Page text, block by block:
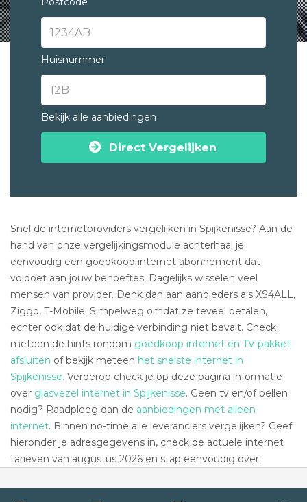
Huisnummer
Bekijk alle aanbiedingen
Direct Vergelijken
Snel de internetproviders vergelijken in Spijkenisse? Aan de
hand van onze vergelijkingsmodule achterhaal je
eenvoudig een goedkoop internet abonnement dat
voldoet aan jouw behoeftes. Dagelijks wisselen veel
mensen van provider. Denk dan aan aanbieders als XS4ALL,
Ziggo, T-Mobile. Simpelweg omdat ze teveel betalen,
echter ook dat de huidige verbinding niet bevalt. Check
meteen de hints rondom goedkoop internet en TV pakket
afsluiten of bekijk meteen het snelste internet in
Spijkenisse. Verderop check je op deze pagina informatie
over glasvezel internet in Spijkenisse. Geen tv en/of bellen
nodig? Raadpleeg dan de aanbiedingen met alleen
internet. Binnen no-time alle leveranciers vergelijken? Geef
hieronder je adresgegevens in, check de actuele internet
tarieven van augustus 2026 en stap eenvoudig over.